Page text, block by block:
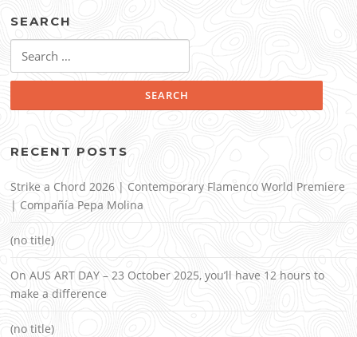
SEARCH
for:
RECENT POSTS
Strike a Chord 2026 | Contemporary Flamenco World Premiere
| Compañía Pepa Molina
(no title)
On AUS ART DAY – 23 October 2025, you’ll have 12 hours to
make a difference
(no title)